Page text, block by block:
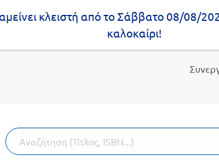
κλειστή από το Σάββατο 08/08/
καλοκαίρι!